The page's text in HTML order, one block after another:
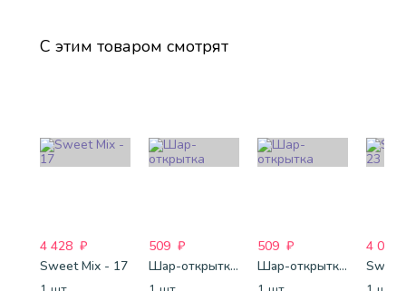
С этим товаром смотрят
4 428 ₽
Sweet Mix - 17
509 ₽
Шар-открытка "Сердце" (45 см) - 2
509 ₽
Шар-открытка "Звезда" (45 см) - 1
4 088